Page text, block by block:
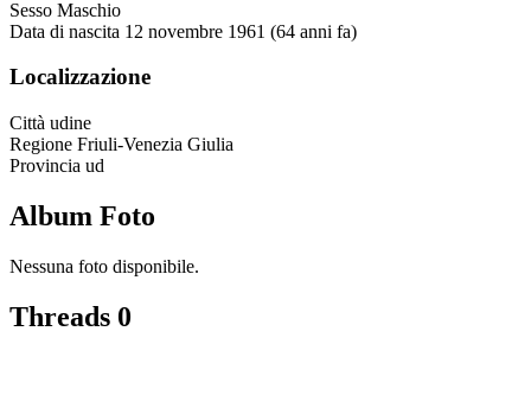
Sesso Maschio
Data di nascita 12 novembre 1961 (64 anni fa)
Localizzazione
Città udine
Regione Friuli-Venezia Giulia
Provincia ud
Album Foto
Nessuna foto disponibile.
Threads 0